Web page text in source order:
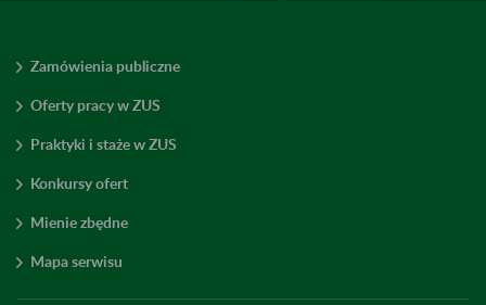
Zamówienia publiczne
Oferty pracy w ZUS
Praktyki i staże w ZUS
Konkursy ofert
Mienie zbędne
Mapa serwisu